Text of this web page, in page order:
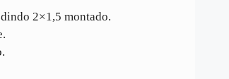
2×1,5 montado.